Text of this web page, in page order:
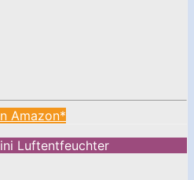
Amazon*
Luftentfeuchter